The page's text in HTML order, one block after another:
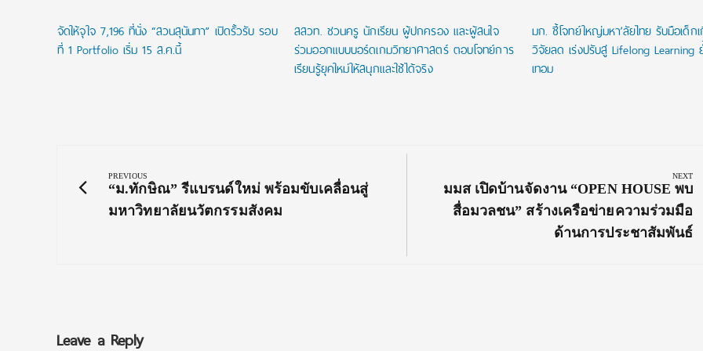
จัดให้จุใจ 7,196 ที่นั่ง “สวนสุนันทา” เปิดรั้วรับ รอบ
ที่ 1 Portfolio เริ่ม 15 ส.ค.นี้
สสวท. ชวนครู นักเรียน ผู้ปกครอง และผู้สนใจ
ร่วมออกแบบบอร์ดเกมวิทยาศาสตร์ ตอบโจทย์การ
เรียนรู้ยุคใหม่ให้สนุกและใช้ได้จริง
มก. ชี้โจทย์ใหญ่มหา’ลัยไทย รับมือเด็ก
วิจัยลด เร่งปรับสู่ Lifelong Learning
เทอม
navigation
PREVIOUS
Previous
Post:
“ม.ทักษิณ” รีแบรนด์ใหม่ พร้อมขับเคลื่อนสู่
มหาวิทยาลัยนวัตกรรมสังคม
NEXT
Next
Post:
มมส เปิดบ้านจัดงาน “OPEN HOUSE พบ
สื่อมวลชน” สร้างเครือข่ายความร่วมมือ
ด้านการประชาสัมพันธ์
Leave a Reply